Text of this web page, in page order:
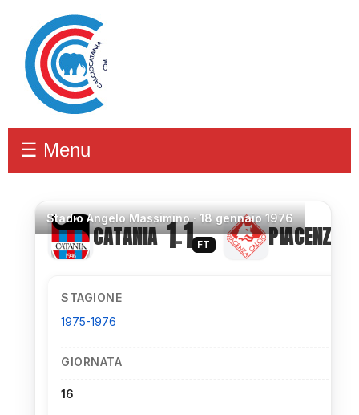
☰ Menu
StadioAngelo Massimino ·18 gennaio 1976
CATANIA 1–1 FT PIACENZA
STAGIONE
1975-1976
GIORNATA
16